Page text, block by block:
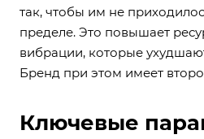
так, чтобы им не
пределе. Это повышает
вибрации, которые
Бренд при этом имеет
Ключевые